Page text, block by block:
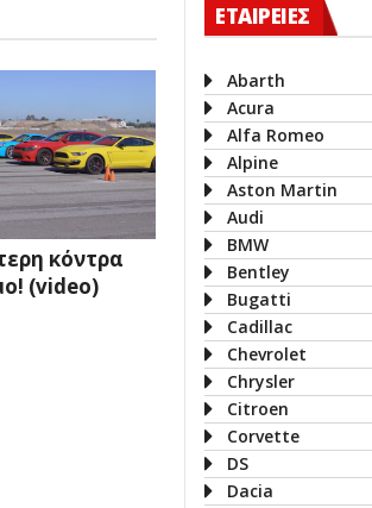
κόντρα
(video)
ΕΤΑΙΡΕΙΕΣ
Abarth
Acura
Alfa Romeo
Alpine
Aston Martin
Audi
BMW
Bentley
Bugatti
Cadillac
Chevrolet
Chrysler
Citroen
Corvette
DS
Dacia